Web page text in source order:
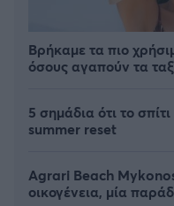
Βρήκαμε τα πιο
όσους αγαπούν τα
5 σημάδια ότι το
summer reset
Agrari Beach
οικογένεια, μία